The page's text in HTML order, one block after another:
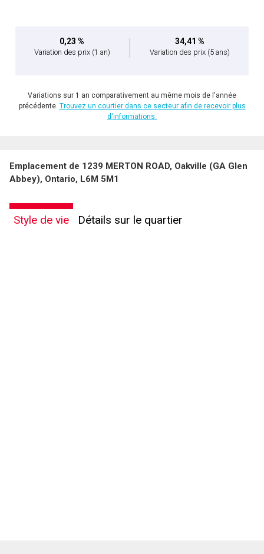
0,23 %
Variation des prix (1 an)
34,41 %
Variation des prix (5 ans)
Variations sur 1 an comparativement au même mois de l'année
précédente. Trouvez un courtier dans ce secteur afin de recevoir plus
d'informations.
Emplacement de 1239 MERTON ROAD, Oakville (GA Glen
Abbey), Ontario, L6M 5M1
Style de vie Détails sur le quartier